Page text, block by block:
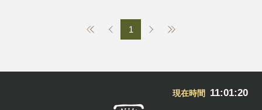
1
現在時間 11:01:20